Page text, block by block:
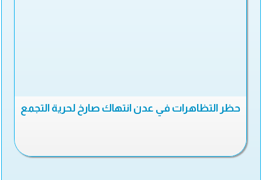
حظر التظاهرات في عدن انتهاك صارخ لحرية التجمع